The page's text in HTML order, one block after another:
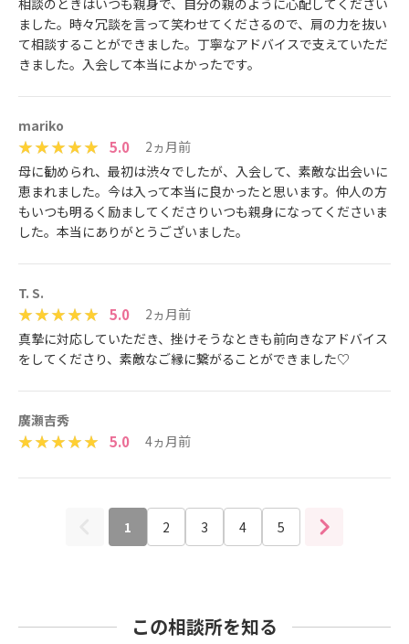
相談のときはいつも親身で、自分の親のように心配してください
ました。時々冗談を言って笑わせてくださるので、肩の力を抜い
て相談することができました。丁寧なアドバイスで支えていただ
きました。入会して本当によかったです。
mariko
5.0
2ヵ月前
母に勧められ、最初は渋々でしたが、入会して、素敵な出会いに
恵まれました。今は入って本当に良かったと思います。仲人の方
もいつも明るく励ましてくださりいつも親身になってくださいま
した。本当にありがとうございました。
T. S.
5.0
2ヵ月前
真摯に対応していただき、挫けそうなときも前向きなアドバイス
をしてくださり、素敵なご縁に繋がることができました♡
廣瀬吉秀
5.0 4ヵ月前
1 2 3 4 5
この相談所を知る